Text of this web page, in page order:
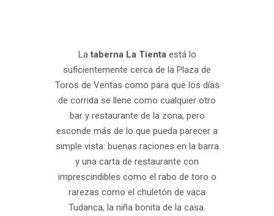
Lataberna La Tientaestá lo
suficientemente cerca de la Plaza de
Toros de Ventas como para que los días
de corrida se llene como cualquier otro
bar y restaurante de la zona, pero
esconde más de lo que pueda parecer a
simple vista: buenas raciones en la barra
y una carta de restaurante con
imprescindibles como el rabo de toro o
rarezas como el chuletón de vaca
Tudanca, la niña bonita de la casa.